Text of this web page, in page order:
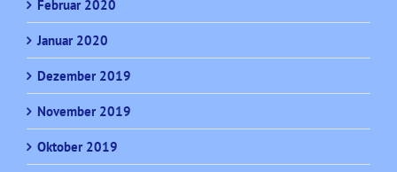
Februar 2020
Januar 2020
Dezember 2019
November 2019
Oktober 2019